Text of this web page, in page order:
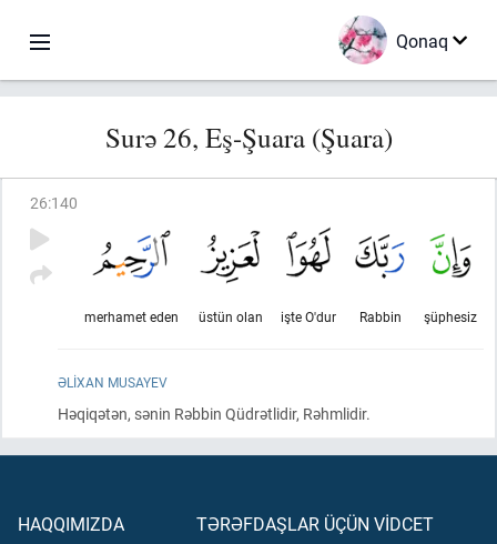
Qonaq
Surə 26, Eş-Şuara (Şuara)
26:140
şüphesiz
Rabbin
işte O'dur
üstün olan
merhamet eden
ƏLIXAN MUSAYEV
Həqiqətən, sənin Rəbbin Qüdrətlidir, Rəhmlidir.
HAQQIMIZDA
TƏRƏFDAŞLAR ÜÇÜN VİDCET